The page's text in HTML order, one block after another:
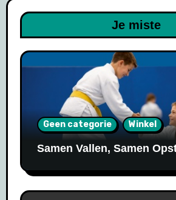
Je miste
Geen categorie Winkel
Samen Vallen, Samen